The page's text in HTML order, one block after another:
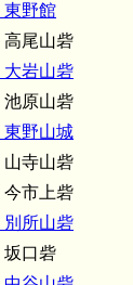
東野館
高尾山砦
大岩山砦
池原山砦
東野山城
山寺山砦
今市上砦
別所山砦
坂口砦